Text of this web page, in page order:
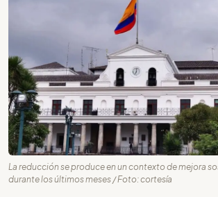
La reducción se produce en un contexto de mejora
durante los últimos meses / Foto: cortesía